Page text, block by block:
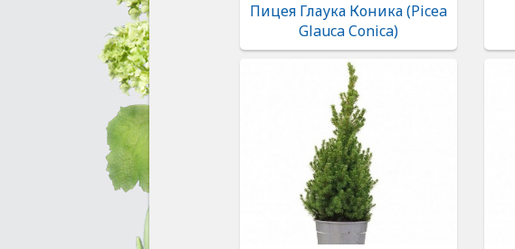
Пицея Глаука Коника (Picea
Glauca Conica)